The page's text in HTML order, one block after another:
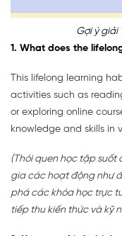
Gợi ý giải
1. What does the
This lifelong learning
activities such as
or exploring online
knowledge and skills in
(Thói quen học tập suốt
gia các hoạt động như
phá các khóa học trực
tiếp thu kiến thức và kỹ